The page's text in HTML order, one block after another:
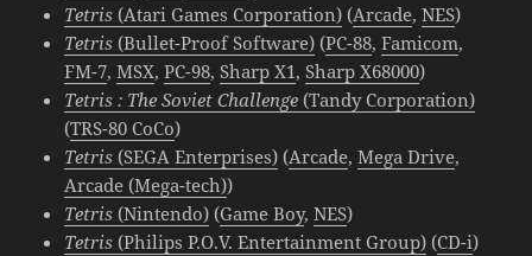
Tetris (Atari Games Corporation) (Arcade,NES)
Tetris (Bullet-Proof Software) (PC-88,Famicom,
FM-7,MSX,PC-98,Sharp X1,Sharp X68000)
Tetris : The Soviet Challenge (Tandy Corporation)
(TRS-80 CoCo)
Tetris (SEGA Enterprises) (Arcade,Mega Drive,
Arcade (Mega-tech))
Tetris (Nintendo) (Game Boy,NES)
Tetris (Philips P.O.V. Entertainment Group) (CD-i)